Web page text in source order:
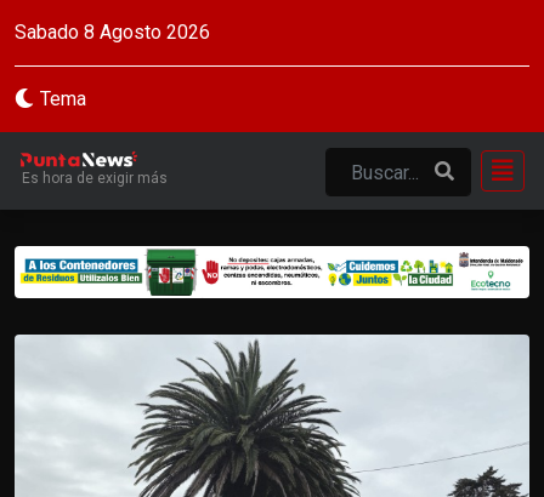
Sabado 8 Agosto 2026
Tema
Es hora de exigir más